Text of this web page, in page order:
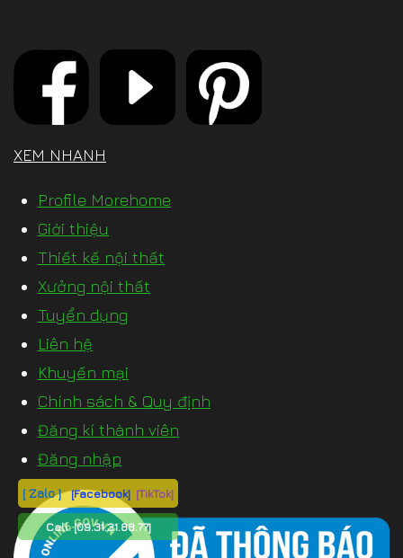
[ Zalo ] [Facebook] [TikTok]
Call:[09.31.31.88.77]
XEM NHANH
Profile Morehome
Giới thiệu
Thiết kế nội thất
Xưởng nội thất
Tuyển dụng
Liên hệ
Khuyến mại
Chính sách & Quy định
Đăng kí thành viên
Đăng nhập